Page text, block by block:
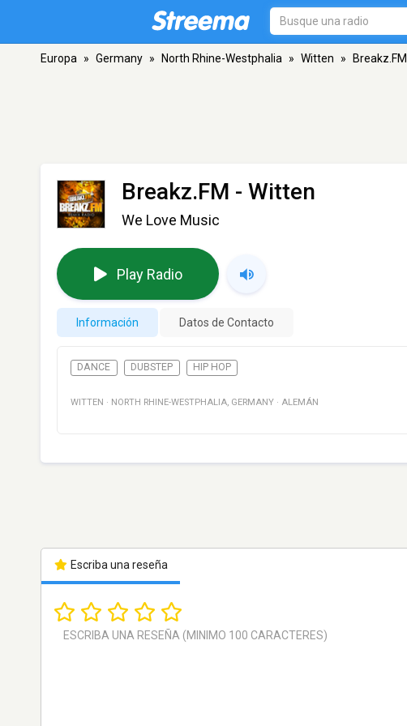
Europa » Germany » North Rhine-Westphalia » Witten » Breakz.FM
Breakz.FM - Witten
We Love Music
Play Radio
Información Datos de Contacto
DANCE DUBSTEP HIP HOP
WITTEN · NORTH RHINE-WESTPHALIA, GERMANY · ALEMÁN
Escriba una reseña